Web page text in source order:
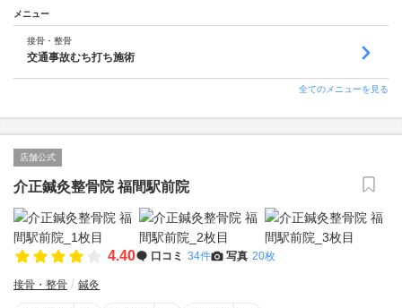
メニュー
接骨・整骨
交通事故むち打ち施術
全てのメニューを見る
店舗公式
介正鍼灸整骨院 福間駅前院
4.40 口コミ 34件 写真 20枚
接骨・整骨 鍼灸